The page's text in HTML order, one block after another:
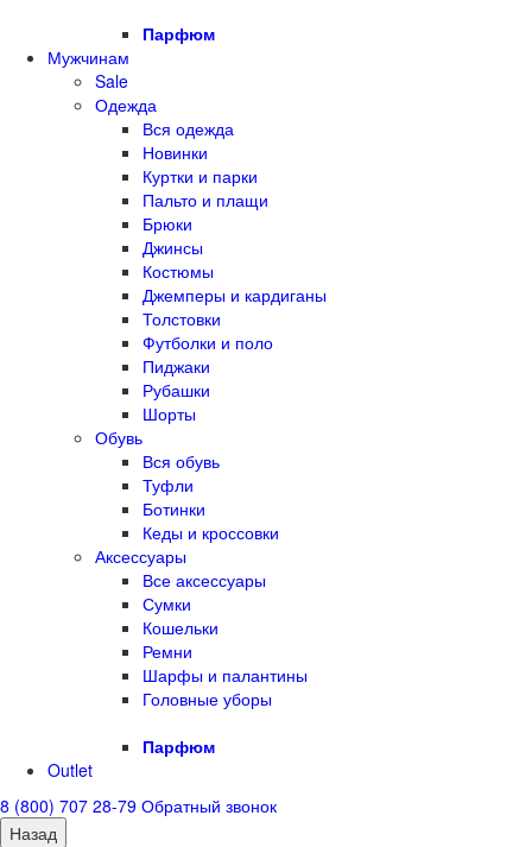
Парфюм
Мужчинам
Sale
Одежда
Вся одежда
Новинки
Куртки и парки
Пальто и плащи
Брюки
Джинсы
Костюмы
Джемперы и кардиганы
Толстовки
Футболки и поло
Пиджаки
Рубашки
Шорты
Обувь
Вся обувь
Туфли
Ботинки
Кеды и кроссовки
Аксессуары
Все аксессуары
Сумки
Кошельки
Ремни
Шарфы и палантины
Головные уборы
Парфюм
Outlet
8 (800) 707 28-79 Обратный звонок
Назад